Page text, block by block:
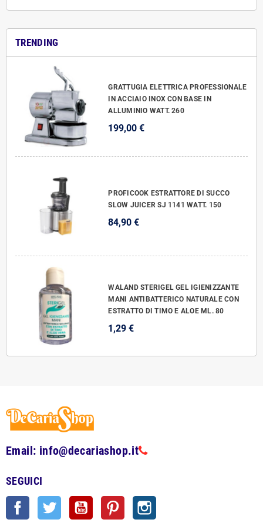
TRENDING
GRATTUGIA ELETTRICA PROFESSIONALE
IN ACCIAIO INOX CON BASE IN
ALLUMINIO WATT. 260
199,00 €
PROFICOOK ESTRATTORE DI SUCCO
SLOW JUICER SJ 1141 WATT. 150
84,90 €
WALAND STERIGEL GEL IGIENIZZANTE
MANI ANTIBATTERICO NATURALE CON
ESTRATTO DI TIMO E ALOE ML. 80
1,29 €
Email: info@decariashop.it
SEGUICI
Facebook Twitter YouTube Pinterest